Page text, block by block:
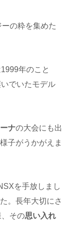
の粋を集めた
年のこと
でいたモデル
ナの大会にも出
子がうかがえま
を手放しまし
。長年大切にさ
その思い入れ